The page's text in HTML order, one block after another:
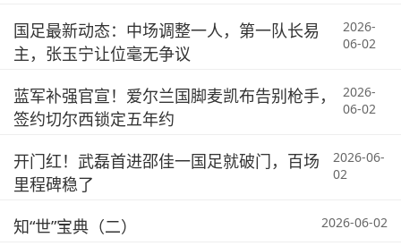
国足最新动态：中场调整一人，第一队长易
主，张玉宁让位毫无争议
2026-
06-02
蓝军补强官宣！爱尔兰国脚麦凯布告别枪手，
签约切尔西锁定五年约
2026-
06-02
开门红！武磊首进邵佳一国足就破门，百场
里程碑稳了
2026-06-
02
知“世”宝典（二） 2026-06-02